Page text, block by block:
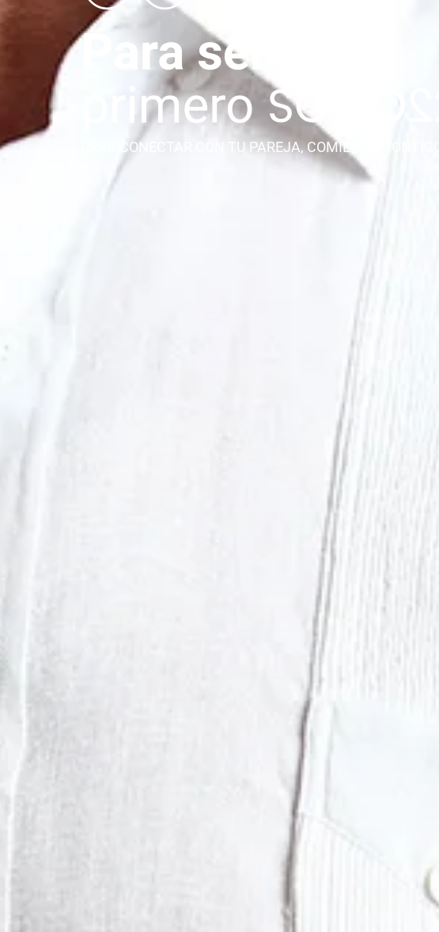
PARA CONECTAR CON TU PAREJA, COMIENZA CONTIGO.